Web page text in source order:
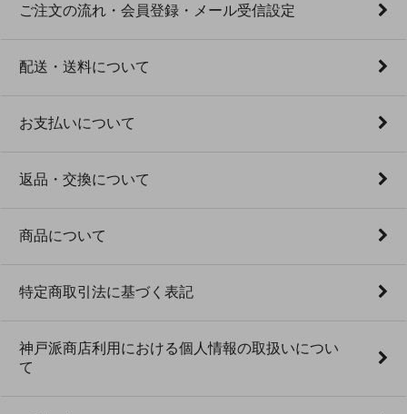
ご注文の流れ・会員登録・メール受信設定
配送・送料について
お支払いについて
返品・交換について
商品について
特定商取引法に基づく表記
神戸派商店利用における個人情報の取扱いについ
て